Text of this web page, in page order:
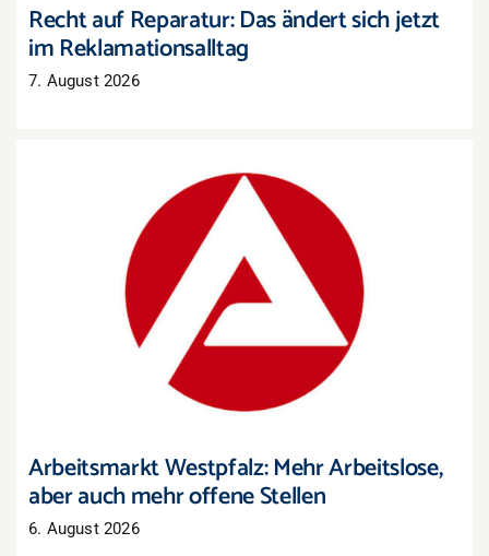
Recht auf Reparatur: Das ändert sich jetzt
im Reklamationsalltag
7. August 2026
Arbeitsmarkt Westpfalz: Mehr Arbeitslose, aber
auch mehr offene Stellen
Arbeitsmarkt Westpfalz: Mehr Arbeitslose,
aber auch mehr offene Stellen
6. August 2026